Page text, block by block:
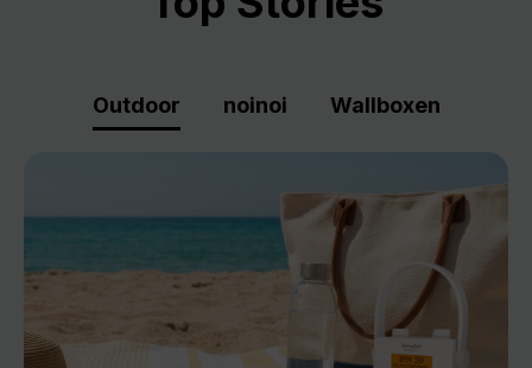
Outdoor noinoi Wallboxen